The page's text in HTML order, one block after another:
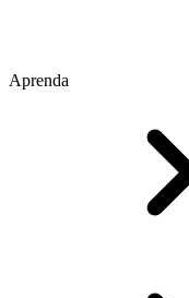
Aprenda